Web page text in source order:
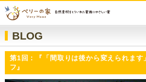
BLOG
第1回：『「間取りは後から変えられます
フ』